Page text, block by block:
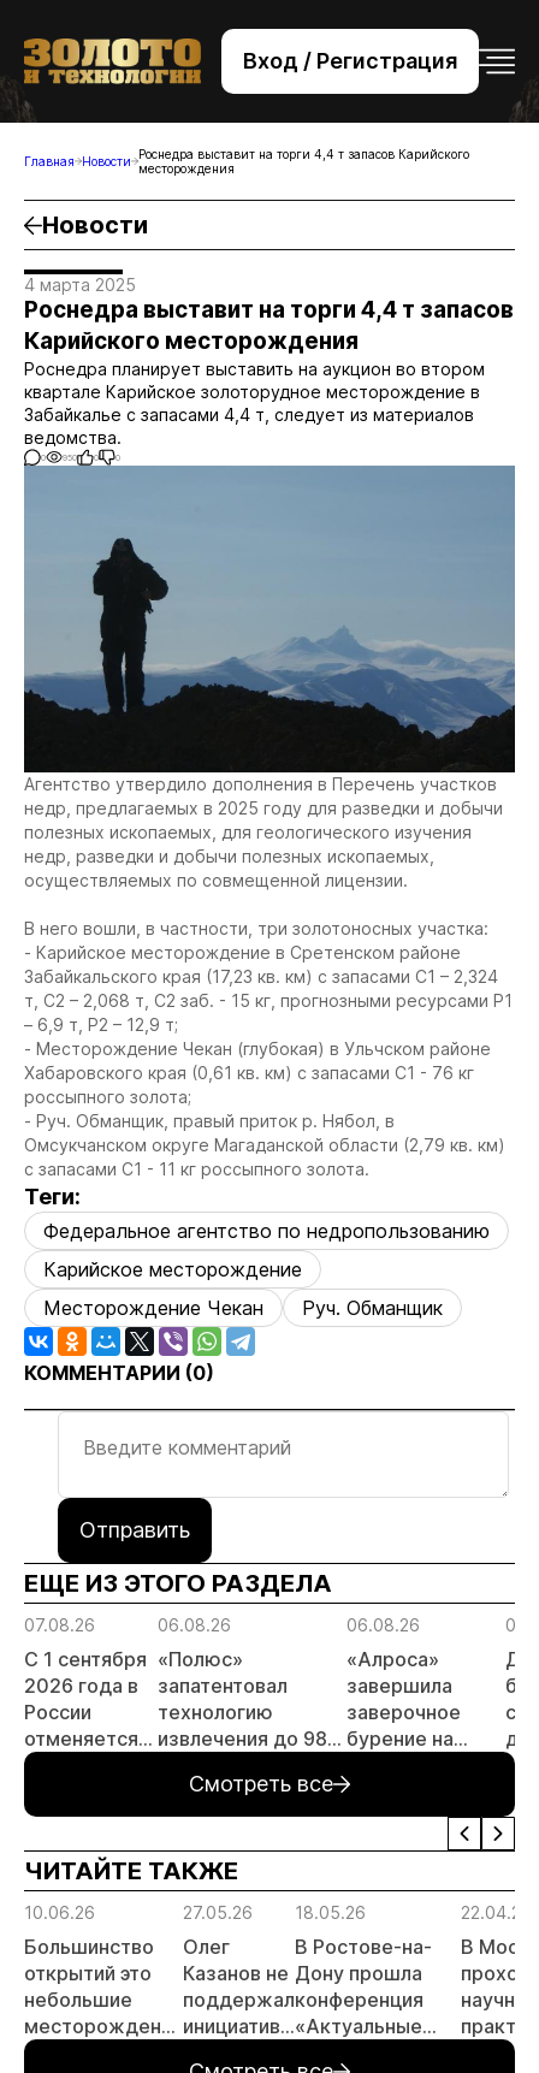
Вход / Регистрация
+7 (495) 221-76-32
bsv@zolteh.ru
Главная Новости Роснедра выставит на торги 4,4 т запасов Карийского
месторождения
Новости
4 марта 2025
Роснедра выставит на торги 4,4 т запасов
Карийского месторождения
Роснедра планирует выставить на аукцион во втором
квартале Карийское золоторудное месторождение в
Забайкалье с запасами 4,4 т, следует из материалов
ведомства.
0 950 0 0
Агентство утвердило дополнения в Перечень участков
недр, предлагаемых в 2025 году для разведки и добычи
полезных ископаемых, для геологического изучения
недр, разведки и добычи полезных ископаемых,
осуществляемых по совмещенной лицензии.
В него вошли, в частности, три золотоносных участка:
- Карийское месторождение в Сретенском районе
Забайкальского края (17,23 кв. км) с запасами C1 – 2,324
т, C2 – 2,068 т, C2 заб. - 15 кг, прогнозными ресурсами P1
– 6,9 т, P2 – 12,9 т;
- Месторождение Чекан (глубокая) в Ульчском районе
Хабаровского края (0,61 кв. км) с запасами C1 - 76 кг
россыпного золота;
- Руч. Обманщик, правый приток р. Нябол, в
Омсукчанском округе Магаданской области (2,79 кв. км)
с запасами C1 - 11 кг россыпного золота.
Теги:
Федеральное агентство по недропользованию
Карийское месторождение
Месторождение Чекан
Руч. Обманщик
КОММЕНТАРИИ (0)
Отправить
ЕЩЕ ИЗ ЭТОГО РАЗДЕЛА
07.08.26
С 1 сентября
2026 года в
России
отменяется
заявительный
россыпи:
отраслевые
риски и
прогнозы для
МСБ
06.08.26
«Полюс»
запатентовал
технологию
извлечения до 98%
металлургического
шлака
06.08.26
«Алроса»
завершила
заверочное
бурение на
месторождении
Дегдекан
Смотреть все
ЧИТАЙТЕ ТАКЖЕ
10.06.26
Большинство
открытий это
небольшие
месторождения
россыпного
27.05.26
Олег
Казанов не
поддержал
инициативу
18.05.26
В Ростове-на-
Дону прошла
конференция
«Актуальные
22.04.26
В
научно-